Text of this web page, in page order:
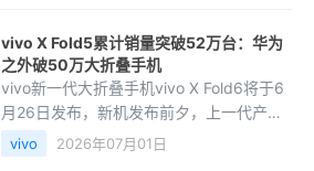
vivo X Fold5累计销量突破52万台：华为
之外破50万大折叠手机
vivo新一代大折叠手机vivo X Fold6将于6
月26日发布，新机发布前夕，上一代产品
vivo X Fold5的市场表现得到曝光。博主
RD观测”透露，截至今年5月底，vivo X
vivo 2026年07月01日